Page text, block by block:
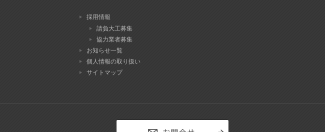
採用情報
請負大工募集
協力業者募集
お知らせ一覧
個人情報の取り扱い
サイトマップ